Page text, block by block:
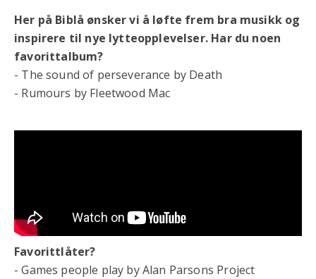
Her på Biblå ønsker vi å løfte frem bra musikk og
inspirere til nye lytteopplevelser. Har du noen
favorittalbum?
- The sound of perseverance by Death
- Rumours by Fleetwood Mac
Favorittlåter?
- Games people play by Alan Parsons Project